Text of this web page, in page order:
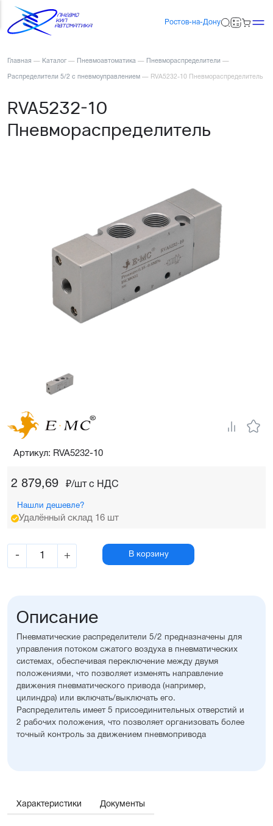
Ростов-на-Дону
Главная — Каталог — Пневмоавтоматика — Пневмораспределители —
Распределители 5/2 с пневмоуправлением — RVA5232-10 Пневмораспределитель
RVA5232-10
Пневмораспределитель
2 879,69 ₽/шт c НДС
Нашли дешевле?
Удалённый склад 16 шт
- + В корзину
Артикул: RVA5232-10
Описание
Пневматические распределители 5/2 предназначены для
управления потоком сжатого воздуха в пневматических
системах, обеспечивая переключение между двумя
положениями, что позволяет изменять направление
движения пневматического привода (например,
цилиндра) или включать/выключать его.
Распределитель имеет 5 присоединительных отверстий и
2 рабочих положения, что позволяет организовать более
точный контроль за движением пневмопривода
Характеристики Документы